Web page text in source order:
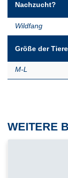
Nachzucht?
Wildfang
Größe der Tiere
M-L
WEITERE